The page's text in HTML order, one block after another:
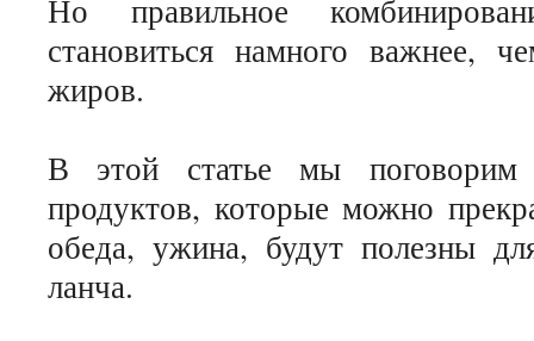
Но правильное
становиться намного важнее,
жиров.
В этой статье мы
продуктов, которые можно
обеда, ужина, будут полезны
ланча.